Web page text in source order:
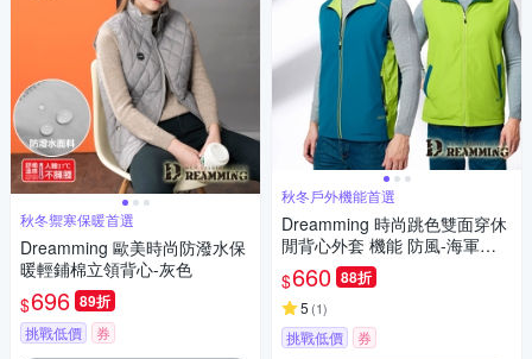
秋冬禦寒保暖首選
Dreamming 歐美時尚防潑水保
暖輕鋪棉立領背心-灰色
$696 89折
挑戰低價 券
秋冬戶外機能首選
Dreamming 時尚跳色雙面穿休
閒背心外套 機能 防風-海軍藍/
果綠
$660 88折
5 (1)
挑戰低價 券